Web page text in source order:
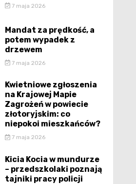
7 maja 2026
Mandat za prędkość, a
potem wypadek z
drzewem
7 maja 2026
Kwietniowe zgłoszenia
na Krajowej Mapie
Zagrożeń w powiecie
złotoryjskim: co
niepokoi mieszkańców?
7 maja 2026
Kicia Kocia w mundurze
– przedszkolaki poznają
tajniki pracy policji